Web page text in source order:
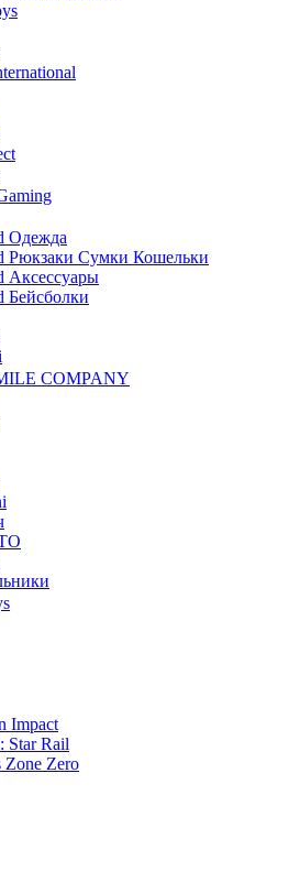
Одежда
Рюкзаки Сумки Кошельки
Аксессуары
Бейсболки
COMPANY
Impact
Star Rail
Zone Zero